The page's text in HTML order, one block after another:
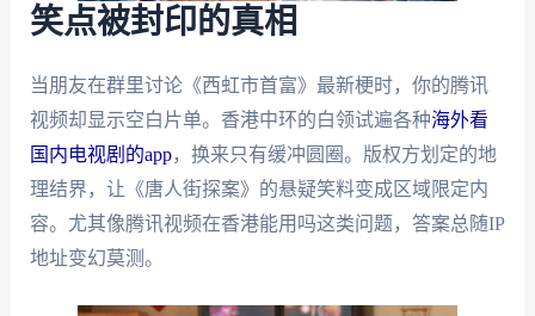
笑点被封印的真相
当朋友在群里讨论《西虹市首富》最新梗时，你的腾讯
视频却显示空白片单。香港中环的白领试遍各种海外看
国内电视剧的app，换来只有缓冲圆圈。版权方划定的地
理结界，让《唐人街探案》的悬疑笑料变成区域限定内
容。尤其像腾讯视频在香港能用吗这类问题，答案总随IP
地址变幻莫测。